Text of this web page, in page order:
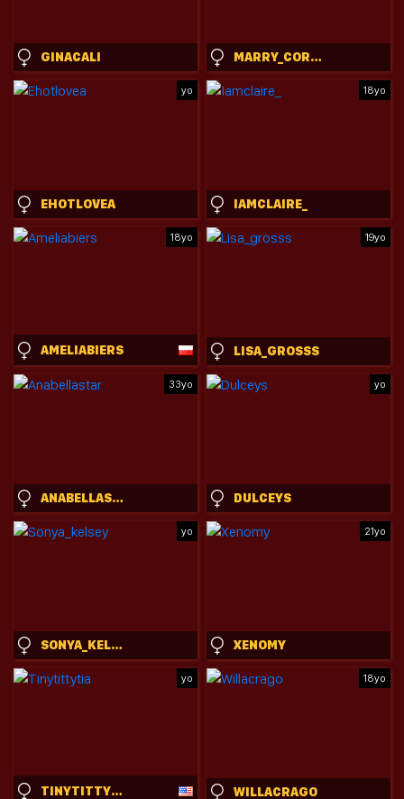
GINACALI MARRY_CORDY
yo
EHOTLOVEA
18yo
IAMCLAIRE_
18yo
AMELIABIERS
19yo
LISA_GROSSS
33yo
ANABELLASTAR
yo
DULCEYS
yo
SONYA_KELSEY
21yo
XENOMY
yo
TINYTITTYTIA
18yo
WILLACRAGO